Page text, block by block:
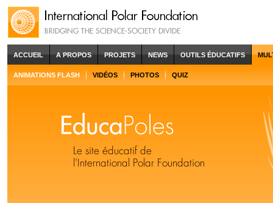
ACCUEIL A PROPOS PROJETS NEWS OUTILS ÉDUCATIFS
ANIMATIONS FLASH VIDÉOS PHOTOS QUIZ